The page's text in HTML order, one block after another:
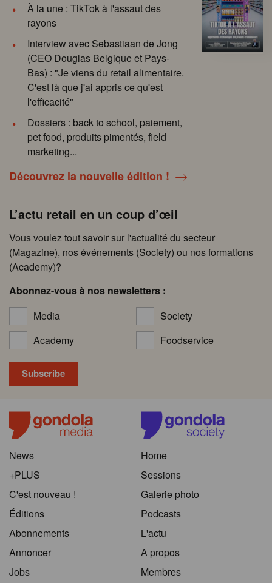
À la une : TikTok à l'assaut des
rayons
Interview avec Sebastiaan de Jong
(CEO Douglas Belgique et Pays-
Bas) : "Je viens du retail alimentaire.
C'est là que j'ai appris ce qu'est
l'efficacité"
Dossiers : back to school, paiement,
pet food, produits pimentés, field
marketing...
Découvrez la nouvelle édition !
L’actu retail en un coup d’œil
Vous voulez tout savoir sur l'actualité du secteur
(Magazine), nos événements (Society) ou nos formations
(Academy)?
Abonnez-vous à nos newsletters :
Media
Society
Academy
Foodservice
News
+PLUS
C'est nouveau !
Éditions
Abonnements
Annoncer
Jobs
Home
Sessions
Galerie photo
Podcasts
L'actu
A propos
Membres